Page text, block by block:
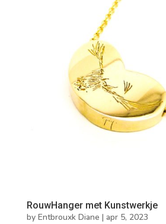
RouwHanger met Kunstwerkje
by Entbrouxk Diane | apr 5, 2023